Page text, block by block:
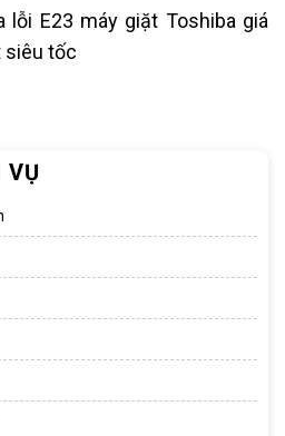
VỤ
lỗi E23 máy giặt Toshiba giá
siêu tốc